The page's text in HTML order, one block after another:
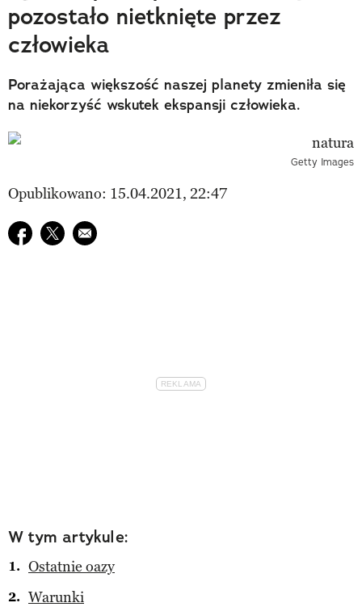
Polecane
pozostało nietknięte przez
człowieka
Porażająca większość naszej planety zmieniła się
na niekorzyść wskutek ekspansji człowieka.
Getty Images
Opublikowano: 15.04.2021, 22:47
Udostępnij na facebook
Udostępnij na twitter
E-mail do przyjaciela
W tym artykule:
Ostatnie oazy
Warunki